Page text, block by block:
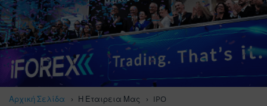
Αρχική Σελίδα Η Εταιρεια Μας IPO